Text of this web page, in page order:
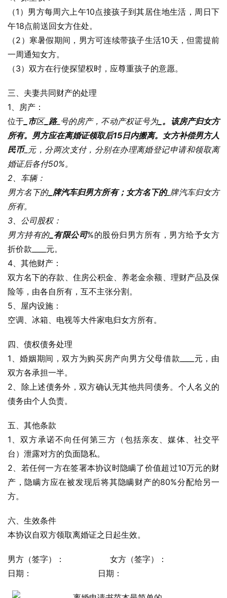
（1）男方每周六上午10点接孩子到其居住地生活，周日下
午18点前送回女方住处。
（2）寒暑假期间，男方可连续带孩子生活10天，但需提前
一周通知女方。
（3）双方在行使探望权时，应尊重孩子的意愿。
三、夫妻共同财产的处理
1、房产：
位于 _市区_路_号的房产，不动产权证号为_。该房产归女方
所有。男方应在离婚证领取后15日内搬离。女方补偿男方人
民币_元，分两次支付，分别在办理离婚登记申请和领取离
婚证后各付50%。
2、车辆：
男方名下的_牌汽车归男方所有；女方名下的_牌汽车归女方
所有。
3、公司股权：
男方持有的_有限公司%的股份归男方所有，男方给予女方
折价款____元。
4、其他财产：
双方名下的存款、住房公积金、养老金余额、理财产品及保
险等，由各自所有，互不主张分割。
5、屋内设施：
空调、冰箱、电视等大件家电归女方所有。
四、债权债务处理
1、婚姻期间，双方为购买房产向男方父母借款____元，由
双方各承担一半。
2、除上述债务外，双方确认无其他共同债务。个人名义的
债务由个人负责。
五、其他条款
1、双方承诺不向任何第三方（包括亲友、媒体、社交平
台）泄露对方的负面隐私。
2、若任何一方在签署本协议时隐瞒了价值超过10万元的财
产，隐瞒方应在被发现后将其隐瞒财产的80%分配给另一
方。
六、生效条件
本协议自双方领取离婚证之日起生效。
男方（签字）：                  女方（签字）：
日期：                          日期：